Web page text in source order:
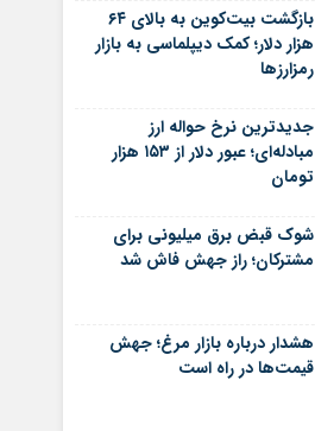
بازگشت بیت‌کوین به بالای ۶۴
هزار دلار؛ کمک دیپلماسی به بازار
رمزارزها
جدیدترین نرخ حواله ارز
مبادله‌ای؛ عبور دلار از ۱۵۳ هزار
تومان
شوک قبض برق میلیونی برای
مشترکان؛ راز جهش فاش شد
هشدار درباره بازار مرغ؛ جهش
قیمت‌ها در راه است